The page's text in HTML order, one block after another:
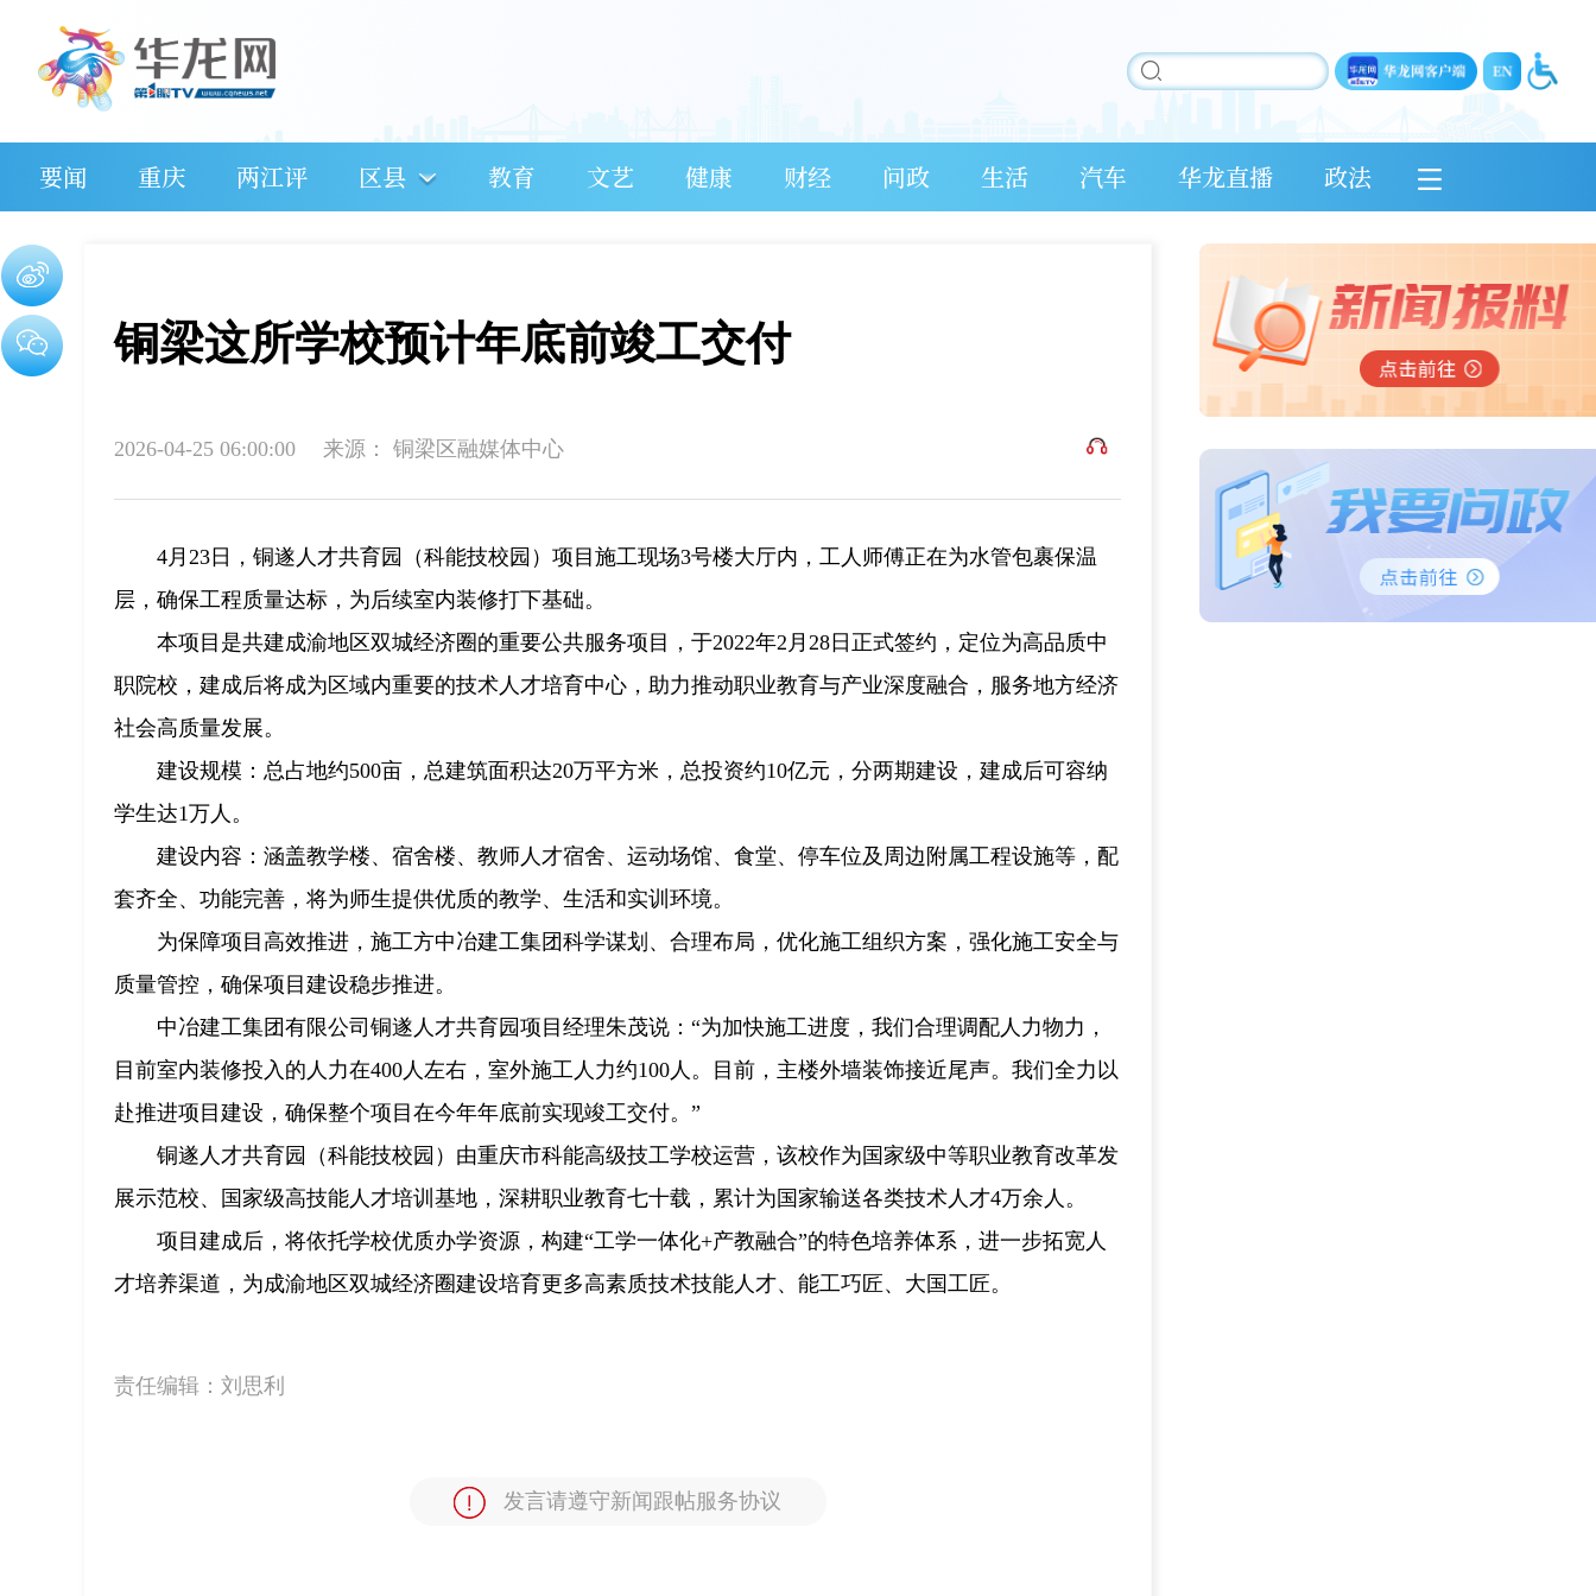
要闻 重庆 两江评 区县 教育 文艺 健康 财经 问政 生活 汽车 华龙直播 政法
铜梁这所学校预计年底前竣工交付
2026-04-25 06:00:00 来源： 铜梁区融媒体中心
4月23日，铜遂人才共育园（科能技校园）项目施工现场3号楼大厅内，工人师傅正在为水管包裹保温
层，确保工程质量达标，为后续室内装修打下基础。
本项目是共建成渝地区双城经济圈的重要公共服务项目，于2022年2月28日正式签约，定位为高品质中
职院校，建成后将成为区域内重要的技术人才培育中心，助力推动职业教育与产业深度融合，服务地方经济
社会高质量发展。
建设规模：总占地约500亩，总建筑面积达20万平方米，总投资约10亿元，分两期建设，建成后可容纳
学生达1万人。
建设内容：涵盖教学楼、宿舍楼、教师人才宿舍、运动场馆、食堂、停车位及周边附属工程设施等，配
套齐全、功能完善，将为师生提供优质的教学、生活和实训环境。
为保障项目高效推进，施工方中冶建工集团科学谋划、合理布局，优化施工组织方案，强化施工安全与
质量管控，确保项目建设稳步推进。
中冶建工集团有限公司铜遂人才共育园项目经理朱茂说：“为加快施工进度，我们合理调配人力物力，
目前室内装修投入的人力在400人左右，室外施工人力约100人。目前，主楼外墙装饰接近尾声。我们全力以
赴推进项目建设，确保整个项目在今年年底前实现竣工交付。”
铜遂人才共育园（科能技校园）由重庆市科能高级技工学校运营，该校作为国家级中等职业教育改革发
展示范校、国家级高技能人才培训基地，深耕职业教育七十载，累计为国家输送各类技术人才4万余人。
项目建成后，将依托学校优质办学资源，构建“工学一体化+产教融合”的特色培养体系，进一步拓宽人
才培养渠道，为成渝地区双城经济圈建设培育更多高素质技术技能人才、能工巧匠、大国工匠。
责任编辑： 刘思利
发言请遵守新闻跟帖服务协议